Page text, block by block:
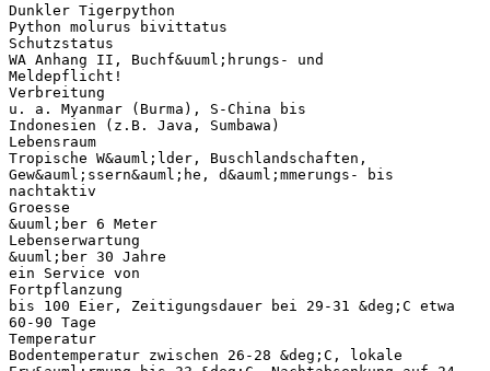
Dunkler Tigerpython
Python molurus bivittatus
Schutzstatus
WA Anhang II, Buchf&uuml;hrungs- und
Meldepflicht!
Verbreitung
u. a. Myanmar (Burma), S-China bis
Indonesien (z.B. Java, Sumbawa)
Lebensraum
Tropische W&auml;lder, Buschlandschaften,
Gew&auml;ssern&auml;he, d&auml;mmerungs- bis
nachtaktiv
Groesse
&uuml;ber 6 Meter
Lebenserwartung
&uuml;ber 30 Jahre
ein Service von
Fortpflanzung
bis 100 Eier, Zeitigungsdauer bei 29-31 &deg;C etwa
60-90 Tage
Temperatur
Bodentemperatur zwischen 26-28 &deg;C, lokale